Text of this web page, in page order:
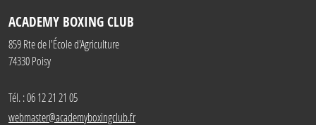
ACADEMY BOXING CLUB
859 Rte de l'École d'Agriculture
74330Poisy
Tél. :06 12 21 21 05
webmaster@academyboxingclub.fr